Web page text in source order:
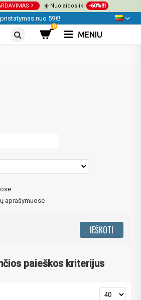
☀️ Nuolaidos iki -60%!!!
nuo 59€!
0
MENIU
aprašymuose
paieškos kriterijus